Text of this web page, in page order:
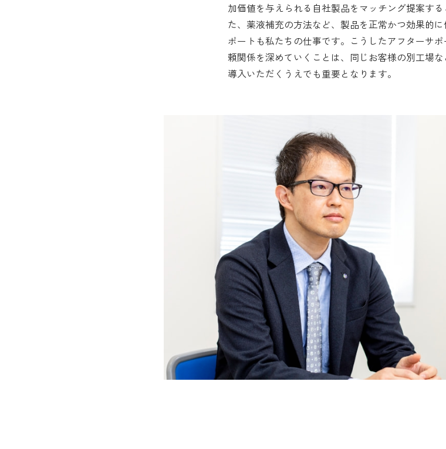
加価値を与えられる自社製品をマッチング提案す
た、薬液補充の方法など、製品を正常かつ効果的
ポートも私たちの仕事です。こうしたアフターサ
頼関係を深めていくことは、同じお客様の別工場
導入いただくうえでも重要となります。